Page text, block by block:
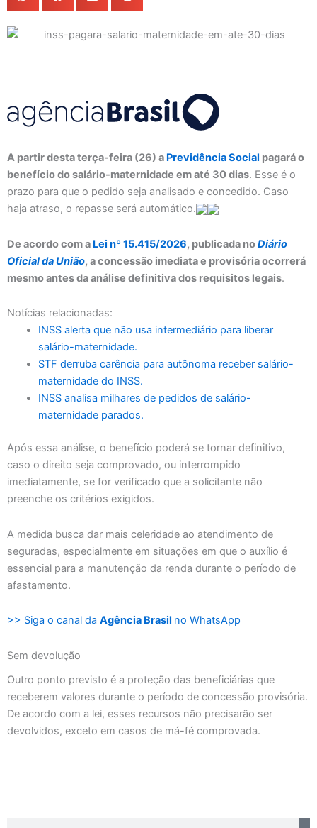
A partir desta terça-feira (26) a Previdência Social pagará o
benefício do salário-maternidade em até 30 dias. Esse é o
prazo para que o pedido seja analisado e concedido. Caso
haja atraso, o repasse será automático.
De acordo com a Lei nº 15.415/2026, publicada noDiário
Oficial da União, a concessão imediata e provisória ocorrerá
mesmo antes da análise definitiva dos requisitos legais.
Notícias relacionadas:
INSS alerta que não usa intermediário para liberar
salário-maternidade.
STF derruba carência para autônoma receber salário-
maternidade do INSS.
INSS analisa milhares de pedidos de salário-
maternidade parados.
Após essa análise, o benefício poderá se tornar definitivo,
caso o direito seja comprovado, ou interrompido
imediatamente, se for verificado que a solicitante não
preenche os critérios exigidos.
A medida busca dar mais celeridade ao atendimento de
seguradas, especialmente em situações em que o auxílio é
essencial para a manutenção da renda durante o período de
afastamento.
>> Siga o canal da Agência Brasil no WhatsApp
Sem devolução
Outro ponto previsto é a proteção das beneficiárias que
receberem valores durante o período de concessão provisória.
De acordo com a lei, esses recursos não precisarão ser
devolvidos, exceto em casos de má-fé comprovada.